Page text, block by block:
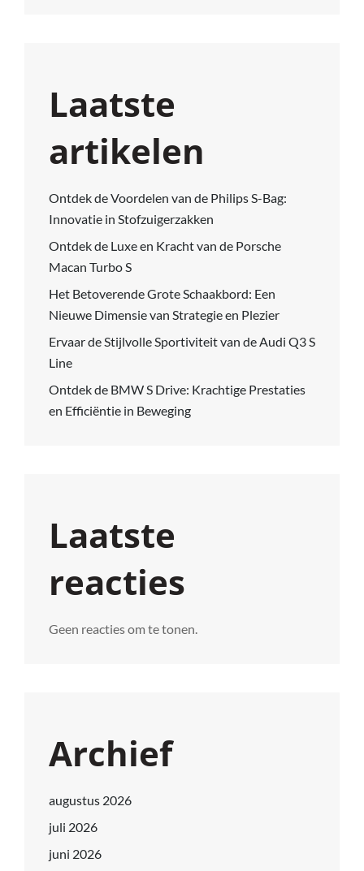
Laatste
artikelen
Ontdek de Voordelen van de Philips S-Bag:
Innovatie in Stofzuigerzakken
Ontdek de Luxe en Kracht van de Porsche
Macan Turbo S
Het Betoverende Grote Schaakbord: Een
Nieuwe Dimensie van Strategie en Plezier
Ervaar de Stijlvolle Sportiviteit van de Audi Q3 S
Line
Ontdek de BMW S Drive: Krachtige Prestaties
en Efficiëntie in Beweging
Laatste
reacties
Geen reacties om te tonen.
Archief
augustus 2026
juli 2026
juni 2026